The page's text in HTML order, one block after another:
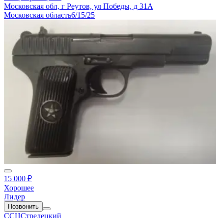
Московская обл, г Реутов, ул Победы, д 31А
Московская область6/15/25
15 000 ₽
Хорошее
Лидер
Позвонить
ССЦСтрелецкий